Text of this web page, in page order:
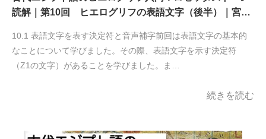
読解｜第10回 ヒエログリフの表語文字（後半）｜宮…
10.1 表語文字を表す決定符と音声補字前回は表語文字の基本的
なことについて学びました。その際、表語文字を示す決定符
（Z1の文字）があることを学びました。ま…
続きを読む